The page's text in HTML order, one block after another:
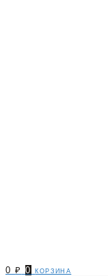
0₽ 0 корзина